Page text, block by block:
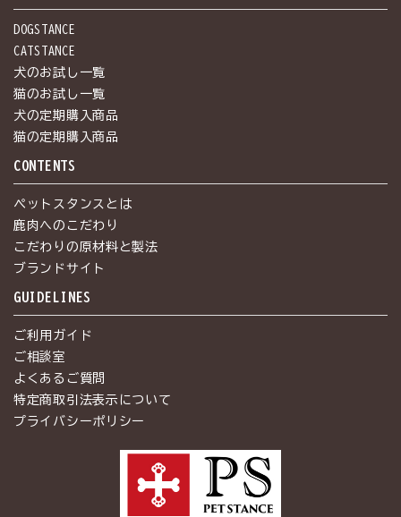
DOGSTANCE
CATSTANCE
犬のお試し一覧
猫のお試し一覧
犬の定期購入商品
猫の定期購入商品
CONTENTS
ペットスタンスとは
鹿肉へのこだわり
こだわりの原材料と製法
ブランドサイト
GUIDELINES
ご利用ガイド
ご相談室
よくあるご質問
特定商取引法表示について
プライバシーポリシー